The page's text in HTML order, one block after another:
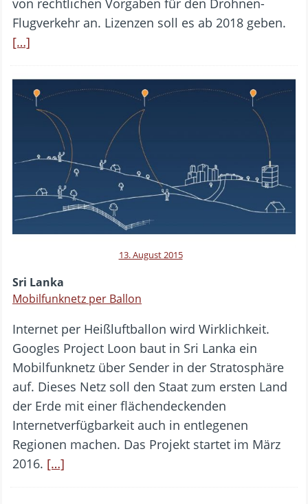
von rechtlichen Vorgaben für den Drohnen-
Flugverkehr an. Lizenzen soll es ab 2018 geben.
[…]
13. August 2015
Sri Lanka
Mobilfunknetz per Ballon
Internet per Heißluftballon wird Wirklichkeit.
Googles Project Loon baut in Sri Lanka ein
Mobilfunknetz über Sender in der Stratosphäre
auf. Dieses Netz soll den Staat zum ersten Land
der Erde mit einer flächendeckenden
Internetverfügbarkeit auch in entlegenen
Regionen machen. Das Projekt startet im März
2016. […]